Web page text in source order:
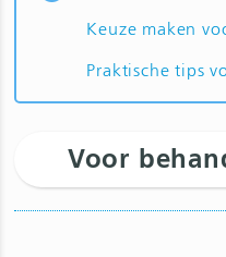
Keuze maken
Praktische tips
Voor